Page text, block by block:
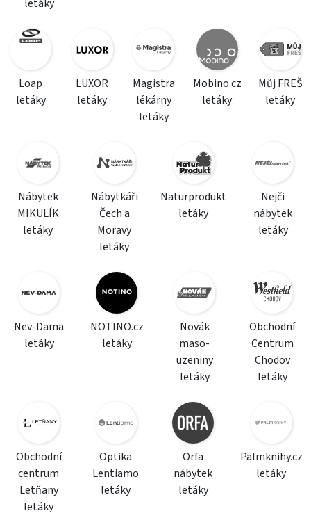
letáky
Loap
letáky
LUXOR
letáky
Magistra
lékárny
letáky
Mobino.cz
letáky
Můj FREŠ
letáky
Nábytek
MIKULÍK
letáky
Nábytkáři
Čech a
Moravy
letáky
Naturprodukt
letáky
Nejči
nábytek
letáky
Nev-Dama
letáky
NOTINO.cz
letáky
Novák
maso-
uzeniny
letáky
Obchodní
Centrum
Chodov
letáky
Obchodní
centrum
Letňany
letáky
Optika
Lentiamo
letáky
Orfa
nábytek
letáky
Palmknihy.cz
letáky